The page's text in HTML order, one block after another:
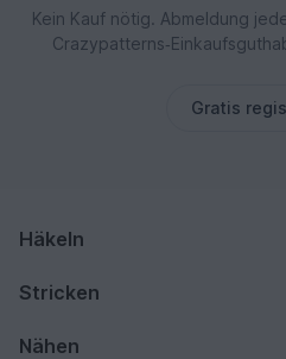
Kein Kauf nötig. Abmeldung
Gratis
Häkeln
Stricken
Nähen